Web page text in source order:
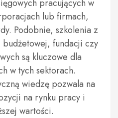
pracujących w
lub firmach,
Podobnie, szkolenia z
budżetowej, fundacji czy
są kluczowe dla
w tych sektorach.
wiedzę pozwala na
na rynku pracy i
wartości.